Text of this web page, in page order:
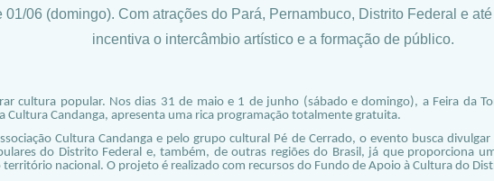
01/06 (domingo). Com atrações do Pará, Pernambuco, Distrito Federal e
incentiva o intercâmbio artístico e a formação de público.
cultura popular. Nos dias 31 de maio e 1 de junho (sábado e domingo), a Feira da
Cultura Candanga, apresenta uma rica programação totalmente gratuita.
Cultura Candanga e pelo grupo cultural Pé de Cerrado, o evento busca
do Distrito Federal e, também, de outras regiões do Brasil, já que proporciona
território nacional. O projeto é realizado com recursos do Fundo de Apoio à Cultura do